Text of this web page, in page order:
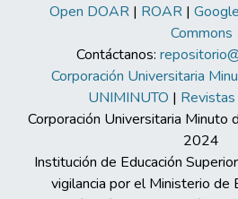
Open DOAR | ROAR |
Commons
Contáctanos:
Corporación Universitaria
UNIMINUTO |
Corporación Universitaria Minuto
2024
Institución de Educación
vigilancia por el Ministerio de